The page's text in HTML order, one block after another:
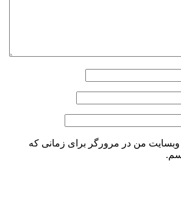
وبسایت من در مرورگر برای زمانی که